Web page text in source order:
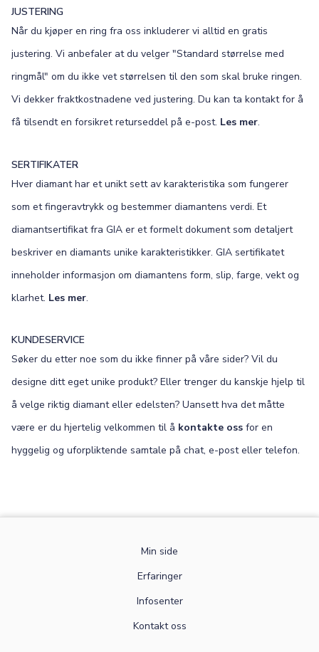
JUSTERING
Når du kjøper en ring fra oss inkluderer vi alltid en gratis
justering. Vi anbefaler at du velger "Standard størrelse med
ringmål" om du ikke vet størrelsen til den som skal bruke ringen.
Vi dekker fraktkostnadene ved justering. Du kan ta kontakt for å
få tilsendt en forsikret returseddel på e-post. Les mer.
SERTIFIKATER
Hver diamant har et unikt sett av karakteristika som fungerer
som et fingeravtrykk og bestemmer diamantens verdi. Et
diamantsertifikat fra GIA er et formelt dokument som detaljert
beskriver en diamants unike karakteristikker. GIA sertifikatet
inneholder informasjon om diamantens form, slip, farge, vekt og
klarhet. Les mer.
KUNDESERVICE
Søker du etter noe som du ikke finner på våre sider? Vil du
designe ditt eget unike produkt? Eller trenger du kanskje hjelp til
å velge riktig diamant eller edelsten? Uansett hva det måtte
være er du hjertelig velkommen til å kontakte oss for en
hyggelig og uforpliktende samtale på chat, e-post eller telefon.
Min side
Erfaringer
Infosenter
Kontakt oss